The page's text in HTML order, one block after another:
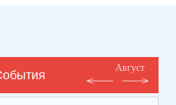
Август